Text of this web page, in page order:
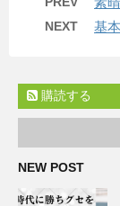
NEXT 基
購読する
NEW POST